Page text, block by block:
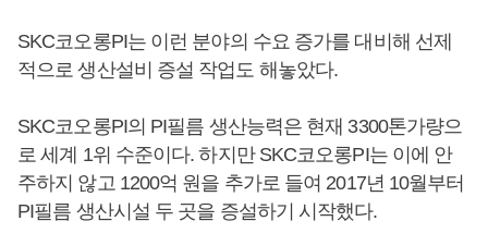
SKC코오롱PI는 이런 분야의 수요 증가를 대비해 선제
적으로 생산설비 증설 작업도 해놓았다.
SKC코오롱PI의 PI필름 생산능력은 현재 3300톤가량으
로 세계 1위 수준이다. 하지만 SKC코오롱PI는 이에 안
주하지 않고 1200억 원을 추가로 들여 2017년 10월부터
PI필름 생산시설 두 곳을 증설하기 시작했다.